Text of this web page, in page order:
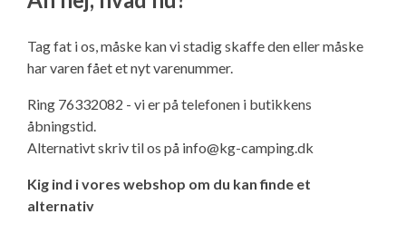
Adria Astella
Next
Hobby Prestige
Hobby Maxia
Ny campingvogn - godt at vide
Lille campingvogn
Finansiering af campingvogn
Vil du sælge din campingvogn?
Brugte telte og udstyr
Isabella Fortelte
Camping erhverv
Adria Coral
Adria Compact
Internet i campingvognen
Aircondition og klimaanlæg
Gas-komfort i din campingvogn
Byvand - rindende vand i campingvognen
Sikker handel
Klagemuligheder
Tag fat i os, måske kan vi stadig skaffe den eller måske
har varen fået et nyt varenummer.
Ring 76332082 - vi er på telefonen i butikkens
åbningstid.
Alternativt skriv til os på info@kg-camping.dk
Kig ind i vores webshop om du kan finde et
alternativ